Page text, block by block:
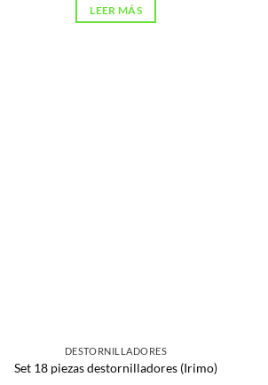
LEER MÁS
DESTORNILLADORES
Set 18 piezas destornilladores (Irimo)